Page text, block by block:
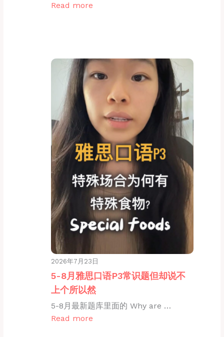
Read more
2026年7月23日
5-8月雅思口语P3常识题但却说不
上个所以然
5-8月最新题库里面的 Why are …
Read more